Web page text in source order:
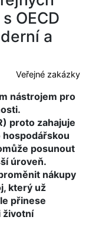
OECD
a
Veřejné zakázky
nástrojem pro
proto zahajuje
hospodářskou
posunout
úroveň.
nákupy
který už
přinese
životní